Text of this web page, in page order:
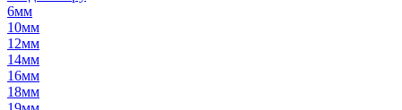
6мм
10мм
12мм
14мм
16мм
18мм